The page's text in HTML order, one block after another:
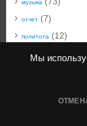
Мы
музыка
отчет (7)
политота (12)
техноблог